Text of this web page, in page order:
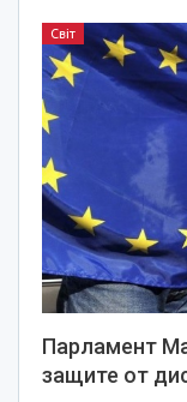
Світ
Парламент
защите от